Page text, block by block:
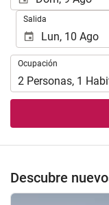
Salida
Ocupación
Ocupación
2 Personas, 1
Descubre